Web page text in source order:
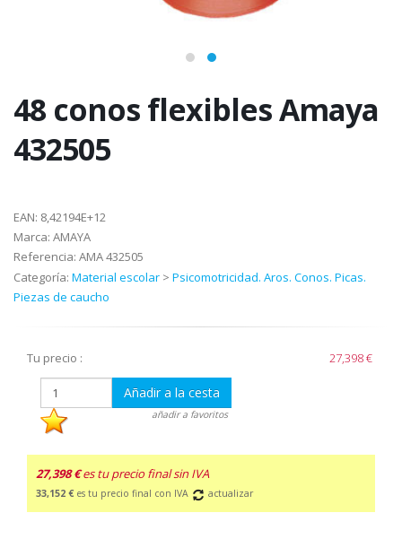
48 conos flexibles Amaya
432505
EAN: 8,42194E+12
Marca: AMAYA
Referencia: AMA 432505
Categoría: Material escolar > Psicomotricidad. Aros. Conos. Picas.
Piezas de caucho
Tu precio : 27,398 €
Añadir a la cesta
añadir a favoritos
27,398 € es tu precio final sin IVA
33,152 € es tu precio final con IVA actualizar